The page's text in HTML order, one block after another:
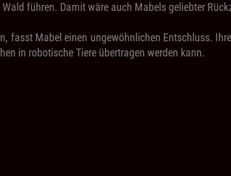
führen. Damit wäre auch Mabels geliebter
fasst Mabel einen ungewöhnlichen Entschluss.
in robotische Tiere übertragen werden kann.